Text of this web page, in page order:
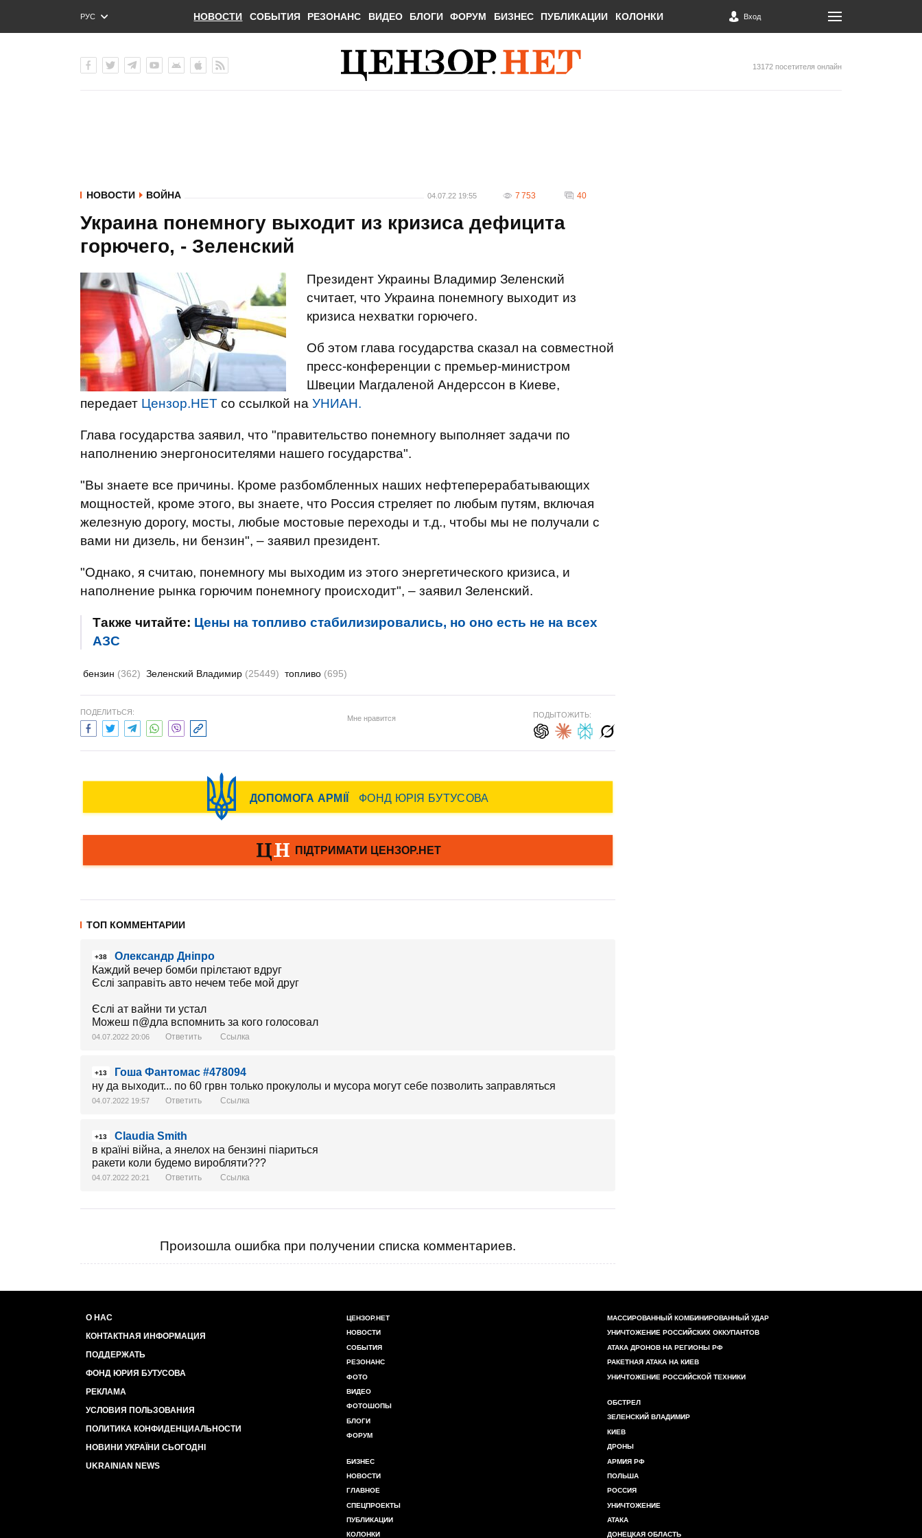
РУС
ENG
НОВОСТИ СОБЫТИЯ РЕЗОНАНС ВИДЕО БЛОГИ ФОРУМ БИЗНЕС ПУБЛИКАЦИИ КОЛОНКИ Вход
13172 посетителя онлайн
НОВОСТИ ВОЙНА 04.07.22 19:55 7 753 40
Украина понемногу выходит из кризиса дефицита
горючего, - Зеленский
Президент Украины Владимир Зеленский
считает, что Украина понемногу выходит из
кризиса нехватки горючего.
Об этом глава государства сказал на совместной
пресс-конференции с премьер-министром
Швеции Магдаленой Андерссон в Киеве,
передает Цензор.НЕТ со ссылкой на УНИАН.
Глава государства заявил, что "правительство понемногу выполняет задачи по
наполнению энергоносителями нашего государства".
"Вы знаете все причины. Кроме разбомбленных наших нефтеперерабатывающих
мощностей, кроме этого, вы знаете, что Россия стреляет по любым путям, включая
железную дорогу, мосты, любые мостовые переходы и т.д., чтобы мы не получали с
вами ни дизель, ни бензин", – заявил президент.
"Однако, я считаю, понемногу мы выходим из этого энергетического кризиса, и
наполнение рынка горючим понемногу происходит", – заявил Зеленский.
Также читайте: Цены на топливо стабилизировались, но оно есть не на всех
АЗС
бензин (362) Зеленский Владимир (25449) топливо (695)
ПОДЕЛИТЬСЯ:
Мне нравится ПОДЫТОЖИТЬ:
ТОП КОММЕНТАРИИ
+38
Олександр Дніпро
Каждий вечер бомби прілєтают вдруг
Єслі заправіть авто нечем тебе мой друг
Єслі ат вайни ти устал
Можеш п@дла вспомнить за кого голосовал
04.07.2022 20:06 Ответить Ссылка
+13
Гоша Фантомас #478094
ну да выходит... по 60 грвн только прокулолы и мусора могут себе позволить заправляться
04.07.2022 19:57 Ответить Ссылка
+13
Claudia Smith
в країні війна, а янелох на бензині піариться
ракети коли будемо виробляти???
04.07.2022 20:21 Ответить Ссылка
Произошла ошибка при получении списка комментариев.
О НАС
КОНТАКТНАЯ ИНФОРМАЦИЯ
ПОДДЕРЖАТЬ
ФОНД ЮРИЯ БУТУСОВА
РЕКЛАМА
УСЛОВИЯ ПОЛЬЗОВАНИЯ
ПОЛИТИКА КОНФИДЕНЦИАЛЬНОСТИ
НОВИНИ УКРАЇНИ СЬОГОДНІ
UKRAINIAN NEWS
ЦЕНЗОР.НЕТ
НОВОСТИ
СОБЫТИЯ
РЕЗОНАНС
ФОТО
ВИДЕО
ФОТОШОПЫ
БЛОГИ
ФОРУМ
БИЗНЕС
НОВОСТИ
ГЛАВНОЕ
СПЕЦПРОЕКТЫ
ПУБЛИКАЦИИ
КОЛОНКИ
МАССИРОВАННЫЙ КОМБИНИРОВАННЫЙ УДАР
УНИЧТОЖЕНИЕ РОССИЙСКИХ ОККУПАНТОВ
АТАКА ДРОНОВ НА РЕГИОНЫ РФ
РАКЕТНАЯ АТАКА НА КИЕВ
УНИЧТОЖЕНИЕ РОССИЙСКОЙ ТЕХНИКИ
ОБСТРЕЛ
ЗЕЛЕНСКИЙ ВЛАДИМИР
КИЕВ
ДРОНЫ
АРМИЯ РФ
ПОЛЬША
РОССИЯ
УНИЧТОЖЕНИЕ
АТАКА
ДОНЕЦКАЯ ОБЛАСТЬ